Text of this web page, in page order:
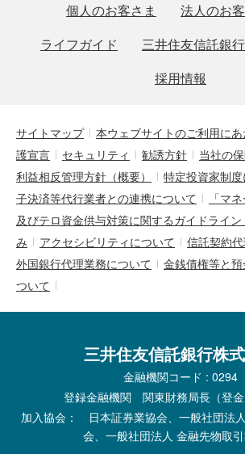
個人のお客さま
法人のお
ライフガイド
三井住友信託銀
採用情報
サイトマップ 本ウェブサイトのご利用に
護宣言
セキュリティ 勧誘方針
当社の
利益相反管理方針（概要）
特定投資家制
子決済等代行業者との連携について
「マ
及びテロ資金供与対策に関するガイドライ
み
アクセシビリティについて
信託契約
外国銀行代理業務について
金銭債権等と
ついて
三井住友信託銀行株
金融機関コード : 0294
登録金融機関 関東財務局長（登
加入協会： 日本証券業協会、一般社団法
会、一般社団法人 金融先物取